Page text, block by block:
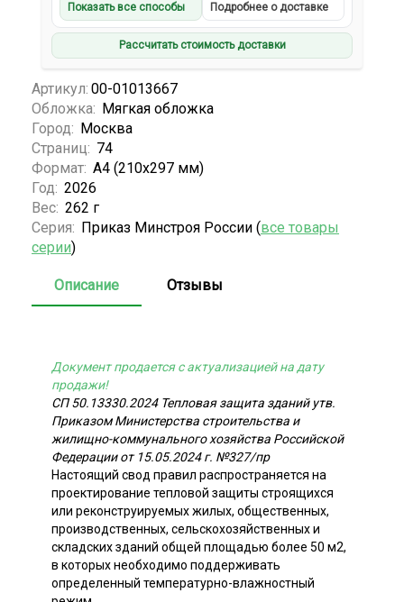
Показать все способы Подробнее о доставке
Рассчитать стоимость доставки
Артикул: 00-01013667
Обложка: Мягкая обложка
Город: Москва
Страниц: 74
Формат: А4 (210х297 мм)
Год: 2026
Вес: 262 г
Серия: Приказ Минстроя России (все товары
серии)
Описание Отзывы
Документ продается с актуализацией на дату
продажи!
СП 50.13330.2024 Тепловая защита зданий утв.
Приказом Министерства строительства и
жилищно-коммунального хозяйства Российской
Федерации от 15.05.2024 г. №327/пр
Настоящий свод правил распространяется на
проектирование тепловой защиты строящихся
или реконструируемых жилых, общественных,
производственных, сельскохозяйственных и
складских зданий общей площадью более 50 м2,
в которых необходимо поддерживать
определенный температурно-влажностный